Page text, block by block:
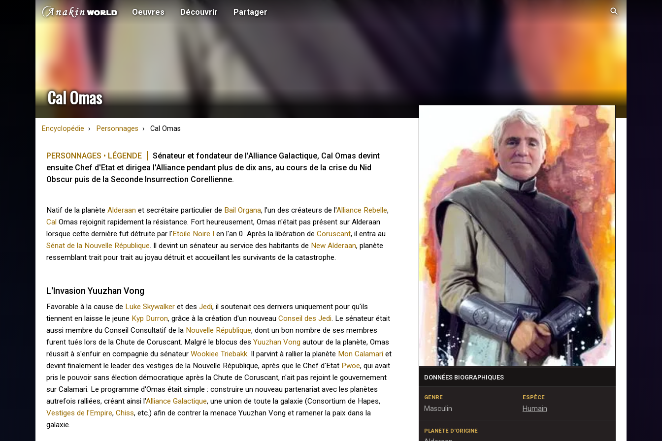
Oeuvres Découvrir Partager
Cal Omas
Encyclopédie Personnages Cal Omas
DONNÉES BIOGRAPHIQUES
GENRE
Masculin
ESPÈCE
Humain
PLANÈTE D'ORIGINE
PERSONNAGES • LÉGENDE
Sénateur et fondateur de l'Alliance Galactique, Cal Omas devint
ensuite Chef d'Etat et dirigea l'Alliance pendant plus de dix ans, au cours de la crise du Nid
Obscur puis de la Seconde Insurrection Corellienne.
Natif de la planèteAlderaan et secrétaire particulier de Bail Organa, l'un des créateurs de l'Alliance Rebelle,
Cal Omas rejoignit rapidement la résistance. Fort heureusement, Omas n'était pas présent sur Alderaan
lorsque cette dernière fut détruite par l'Etoile Noire I en l'an 0. Après la libération deCoruscant, il entra au
Sénat de la Nouvelle République . Il devint un sénateur au service des habitants de New Alderaan, planète
ressemblant trait pour trait au joyau détruit et accueillant les survivants de la catastrophe.
L'Invasion Yuuzhan Vong
Favorable à la cause de Luke Skywalker et desJedi, il soutenait ces derniers uniquement pour qu'ils
tiennent en laisse le jeune Kyp Durron, grâce à la création d'un nouveauConseil des Jedi . Le sénateur était
aussi membre du Conseil Consultatif de la Nouvelle République, dont un bon nombre de ses membres
furent tués lors de la Chute de Coruscant. Malgré le blocus desYuuzhan Vong autour de la planète, Omas
réussit à s'enfuir en compagnie du sénateurWookiee Triebakk . Il parvint à rallier la planète Mon Calamari et
devint finalement le leader des vestiges de la Nouvelle République, après que le Chef d'Etat Pwoe, qui avait
pris le pouvoir sans élection démocratique après la Chute de Coruscant, n'ait pas rejoint le gouvernement
sur Calamari. Le programme d'Omas était simple : construire un nouveau partenariat avec les planètes
autrefois ralliées, créant ainsi l'Alliance Galactique, une union de toute la galaxie (Consortium de Hapes,
Vestiges de l'Empire,Chiss, etc.) afin de contrer la menace Yuuzhan Vong et ramener la paix dans la
galaxie.